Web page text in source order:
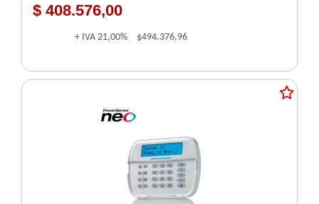
$ 408.576,00
+ IVA 21,00% $494.376,96